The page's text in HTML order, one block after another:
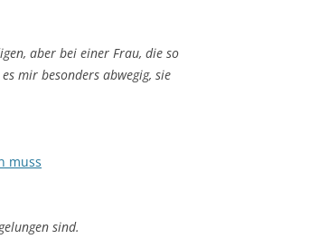
aber bei einer Frau, die so
mir besonders abwegig, sie
muss
sind.